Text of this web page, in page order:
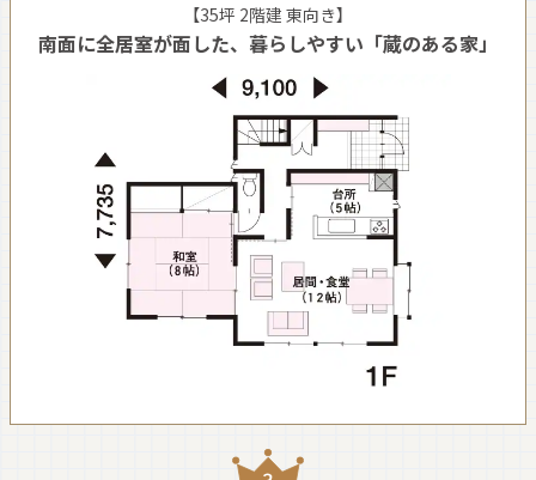
【35坪 2階建 東向き】
南面に全居室が面した、暮らしやすい「蔵のある家」